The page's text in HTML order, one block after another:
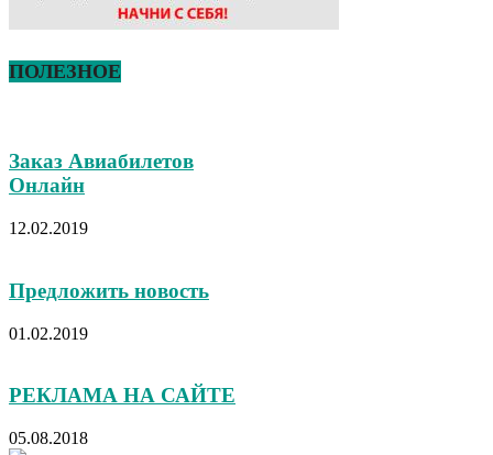
ПОЛЕЗНОЕ
Заказ Авиабилетов
Онлайн
12.02.2019
Предложить новость
01.02.2019
РЕКЛАМА НА САЙТЕ
05.08.2018